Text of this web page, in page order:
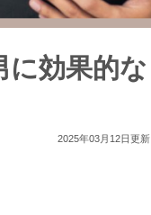
効果的な
2025年03月12日更新